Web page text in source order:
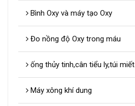
Bình Oxy và máy tạo Oxy
Đo nồng độ Oxy trong máu
ống thủy tinh,cân tiểu ly,túi miết
Máy xông khí dung